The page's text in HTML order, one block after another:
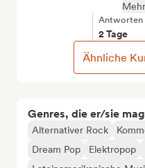
Genres, die er/sie mag
Alternativer Rock
Dream Pop
Elektropop
Antworten
2 Tage
Ähnliche